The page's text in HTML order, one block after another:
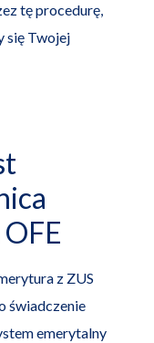
tę procedurę,
się Twojej
z ZUS
świadczenie
emerytalny